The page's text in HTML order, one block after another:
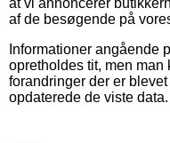
af de besøgende på
Informationer angående
opretholdes tit, men
forandringer der er
opdaterede de viste data.